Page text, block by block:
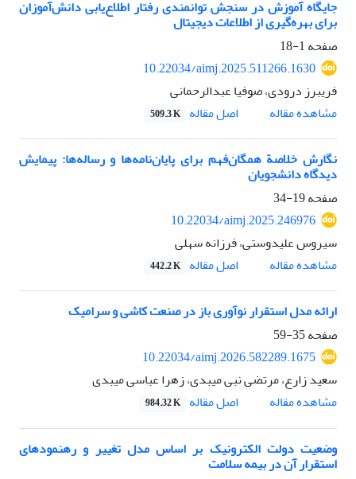
جایگاه آموزش در سنجش توانمندی رفتار اطلاع‌یابی دانش‌آموزان
برای بهره‌گیری از اطلاعات دیجیتال
صفحه1-18
10.22034/aimj.2025.511266.1630
فریبرز درودی، صوفیا عبدالرحمانی
مشاهده مقاله
اصل مقاله 509.3 K
نگارش خلاصة همگان‌فهم برای پایان‌نامه‌ها و رساله‌ها: پیمایش
دیدگاه دانشجویان
صفحه19-34
10.22034/aimj.2025.246976
سیروس علیدوستی، فرزانه سهلی
مشاهده مقاله
اصل مقاله 442.2 K
ارائه مدل استقرار نوآوری باز در صنعت کاشی و سرامیک
صفحه35-59
10.22034/aimj.2026.582289.1675
سعید زارع، مرتضی نبی میبدی، زهرا عباسی میبدی
مشاهده مقاله
اصل مقاله 984.32 K
وضعیت دولت الکترونیک بر اساس مدل تغییر و رهنمودهای
استقرار آن در بیمه سلامت